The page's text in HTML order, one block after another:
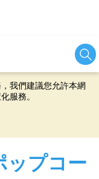
站服務，並有助於為
示您同意我們的
我們建議您允許本網
服務。
ップコー